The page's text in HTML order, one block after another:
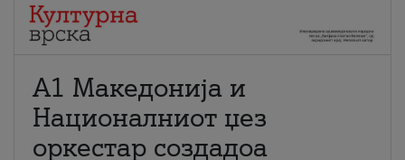
А1 Македонија и
Националниот џез
оркестар создадоа